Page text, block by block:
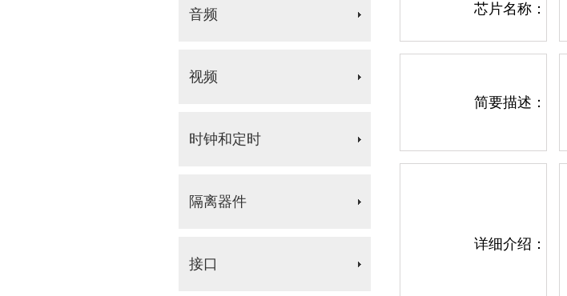
音频
视频
时钟和定时
隔离器件
接口
芯片名称：
简要描述：
详细介绍：